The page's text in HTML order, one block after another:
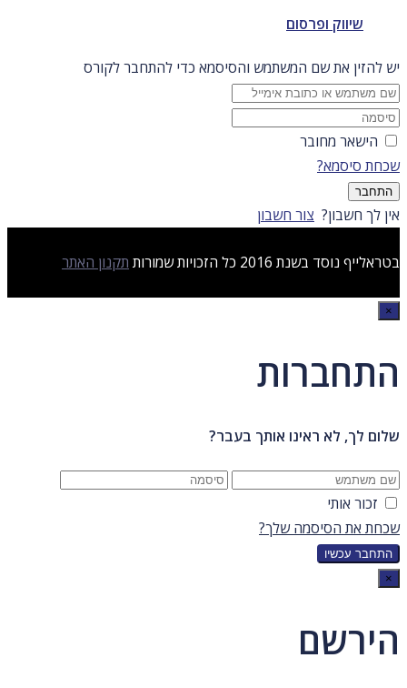
שיווק ופרסום
יש להזין את שם המשתמש והסיסמא כדי להתחבר לקורס
הישאר מחובר
שכחת סיסמא?
התחבר
אין לך חשבון? צור חשבון
בטראלייף נוסד בשנת 2016 כל הזכויות שמורות תקנון האתר
×
התחברות
שלום לך, לא ראינו אותך בעבר?
זכור אותי
שכחת את הסיסמה שלך?
×
הירשם